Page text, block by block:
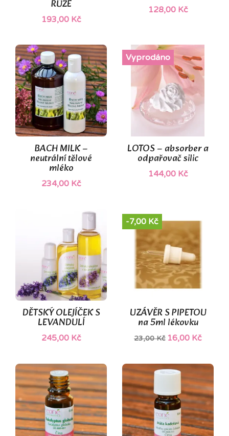
RŮŽE
193,00 Kč
128,00 Kč
BACH MILK –
neutrální tělové
mléko
234,00 Kč
LOTOS – absorber a
odpařovač silic
144,00 Kč
Vyprodáno
DĚTSKÝ OLEJÍČEK S
LEVANDULÍ
245,00 Kč
UZÁVĚR S PIPETOU
na 5ml lékovku
23,00 Kč 16,00 Kč
-7,00 Kč